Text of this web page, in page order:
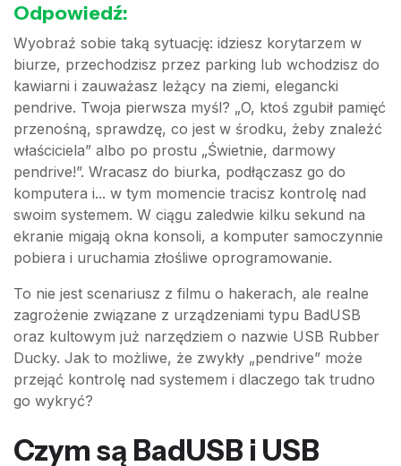
Odpowiedź:
Wyobraź sobie taką sytuację: idziesz korytarzem w
biurze, przechodzisz przez parking lub wchodzisz do
kawiarni i zauważasz leżący na ziemi, elegancki
pendrive. Twoja pierwsza myśl? „O, ktoś zgubił pamięć
przenośną, sprawdzę, co jest w środku, żeby znaleźć
właściciela” albo po prostu „Świetnie, darmowy
pendrive!”. Wracasz do biurka, podłączasz go do
komputera i... w tym momencie tracisz kontrolę nad
swoim systemem. W ciągu zaledwie kilku sekund na
ekranie migają okna konsoli, a komputer samoczynnie
pobiera i uruchamia złośliwe oprogramowanie.
To nie jest scenariusz z filmu o hakerach, ale realne
zagrożenie związane z urządzeniami typu BadUSB
oraz kultowym już narzędziem o nazwie USB Rubber
Ducky. Jak to możliwe, że zwykły „pendrive” może
przejąć kontrolę nad systemem i dlaczego tak trudno
go wykryć?
Czym są BadUSB i USB